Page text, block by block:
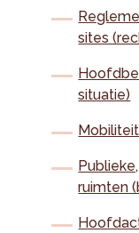
sites
situatie)
ruimten